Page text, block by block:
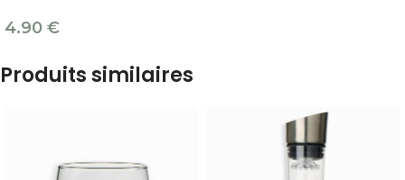
4.90 €
Produits similaires